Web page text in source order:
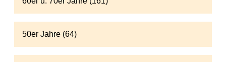
50er Jahre (64)